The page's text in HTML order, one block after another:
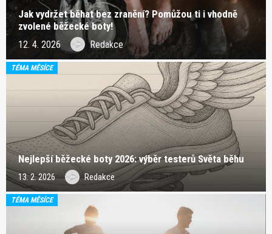
Jak vydržet běhat bez zranění? Pomůžou ti i vhodně
zvolené běžecké boty!
12. 4. 2026 Redakce
TÉMA MĚSÍCE
Nejlepší běžecké boty 2026: výběr testerů Světa běhu
13. 2. 2026 Redakce
TÉMA MĚSÍCE